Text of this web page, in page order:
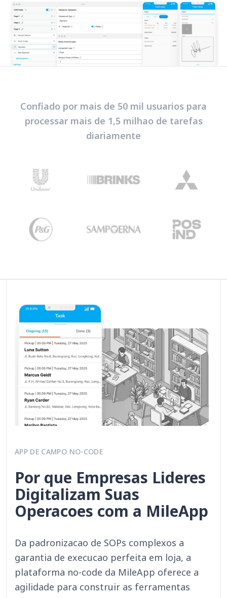
Confiado por mais de 50 mil usuarios para
processar mais de 1,5 milhao de tarefas
diariamente
APP DE CAMPO NO-CODE
Por que Empresas Lideres
Digitalizam Suas
Operacoes com a MileApp
Da padronizacao de SOPs complexos a
garantia de execucao perfeita em loja, a
plataforma no-code da MileApp oferece a
agilidade para construir as ferramentas